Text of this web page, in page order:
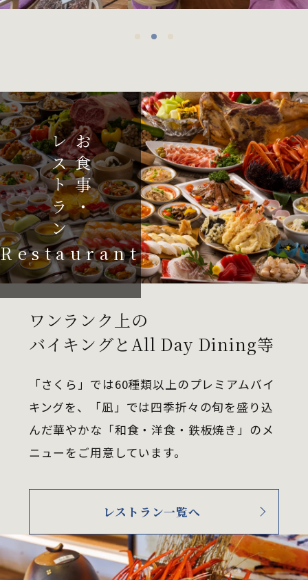
お食事・
レストラン
Restaurant
ワンランク上の
バイキングとAll Day Dining等
「さくら」では60種類以上のプレミアムバイ
キングを、「凪」では四季折々の旬を盛り込
んだ華やかな「和食・洋食・鉄板焼き」のメ
ニューをご用意しています。
レストラン一覧へ